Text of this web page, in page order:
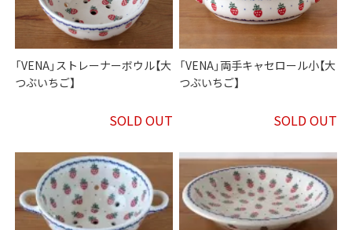
「VENA」ストレーナーボウル【大
つぶいちご】
SOLD OUT
「VENA」両手キャセロール小【大
つぶいちご】
SOLD OUT